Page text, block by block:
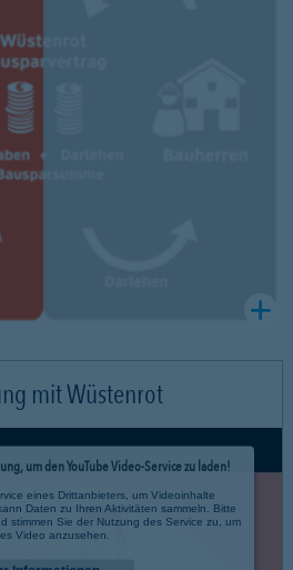
mit Wüstenrot
um den YouTube Video-Service zu laden!
eines Drittanbieters, um Videoinhalte
Daten zu Ihren Aktivitäten sammeln. Bitte
stimmen Sie der Nutzung des Service zu, um
Video anzusehen.